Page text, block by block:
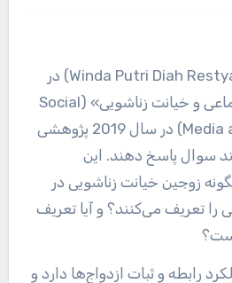
Winda Putri Diah) در
و خیانت زناشویی» (Social
Media
and Marital Infidelity) در سال 2019 پژوهشی
سوال پاسخ دهند. این
زوجین خیانت زناشویی در
را تعریف می‌کنند؟ و آیا تعریف
رابطه و ثبات ازدواج‌ها دارد و